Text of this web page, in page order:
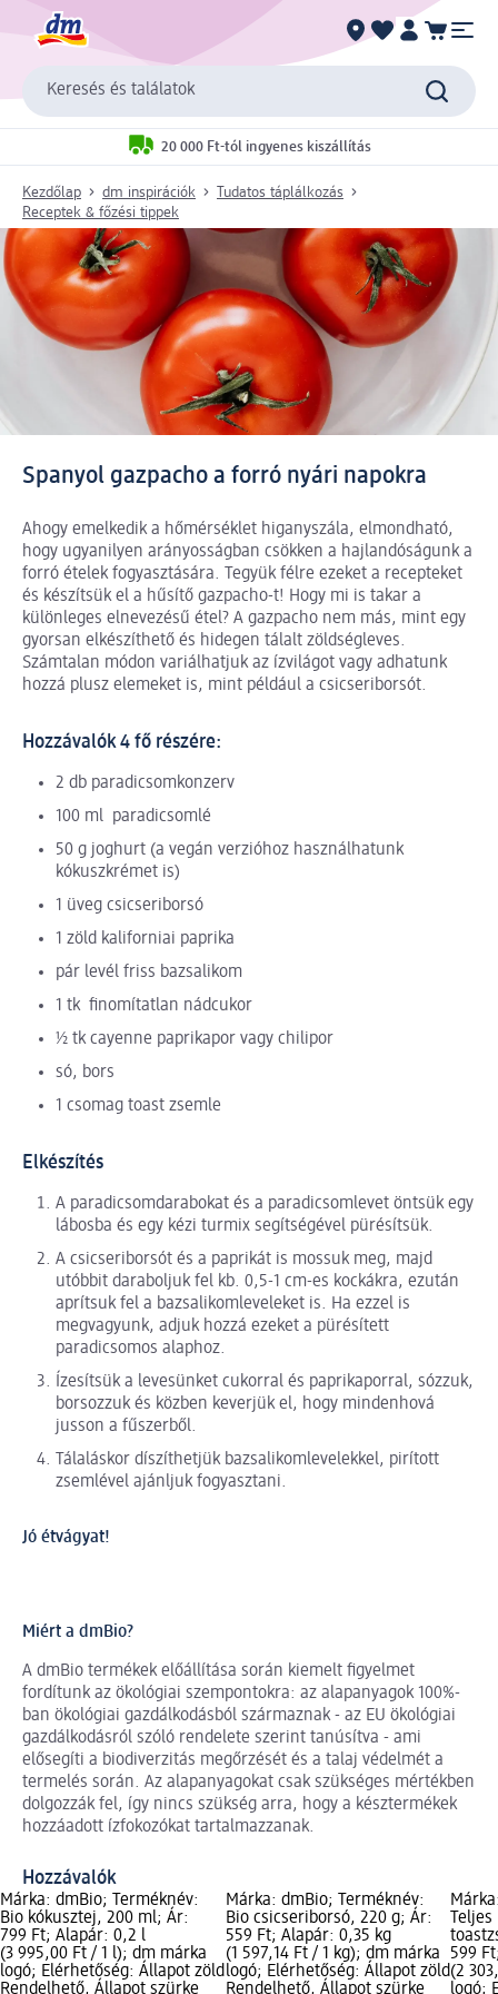
Keresés és találatok
20 000 Ft-tól ingyenes kiszállítás
Kezdőlap dm inspirációk
Tudatos táplálkozás
Receptek & főzési tippek
Spanyol gazpacho a forró nyári napokra
Ahogy emelkedik a hőmérséklet higanyszála, elmondható,
hogy ugyanilyen arányosságban csökken a hajlandóságunk a
forró ételek fogyasztására. Tegyük félre ezeket a recepteket
és készítsük el a hűsítő gazpacho-t! Hogy mi is takar a
különleges elnevezésű étel? A gazpacho nem más, mint egy
gyorsan elkészíthető és hidegen tálalt zöldségleves.
Számtalan módon variálhatjuk az ízvilágot vagy adhatunk
hozzá plusz elemeket is, mint például a csicseriborsót.
Hozzávalók 4 fő részére:
2 db paradicsomkonzerv
100 ml paradicsomlé
50 g joghurt (a vegán verzióhoz használhatunk
kókuszkrémet is)
1 üveg csicseriborsó
1 zöld kaliforniai paprika
pár levél friss bazsalikom
1 tk finomítatlan nádcukor
½ tk cayenne paprikapor vagy chilipor
só, bors
1 csomag toast zsemle
Elkészítés
A paradicsomdarabokat és a paradicsomlevet öntsük egy
lábosba és egy kézi turmix segítségével pürésítsük.
A csicseriborsót és a paprikát is mossuk meg, majd
utóbbit daraboljuk fel kb. 0,5-1 cm-es kockákra, ezután
aprítsuk fel a bazsalikomleveleket is. Ha ezzel is
megvagyunk, adjuk hozzá ezeket a pürésített
paradicsomos alaphoz.
Ízesítsük a levesünket cukorral és paprikaporral, sózzuk,
borsozzuk és közben keverjük el, hogy mindenhová
jusson a fűszerből.
Tálaláskor díszíthetjük bazsalikomlevelekkel, pirított
zsemlével ajánljuk fogyasztani.
Jó étvágyat!
Miért a dmBio?
A dmBio termékek előállítása során kiemelt figyelmet
fordítunk az ökológiai szempontokra: az alapanyagok 100%-
ban ökológiai gazdálkodásból származnak - az EU ökológiai
gazdálkodásról szóló rendelete szerint tanúsítva - ami
elősegíti a biodiverzitás megőrzését és a talaj védelmét a
termelés során. Az alapanyagokat csak szükséges mértékben
dolgozzák fel, így nincs szükség arra, hogy a késztermékek
hozzáadott ízfokozókat tartalmazzanak.
Hozzávalók
Márka: dmBio; Terméknév:
Bio kókusztej, 200 ml; Ár:
799 Ft; Alapár: 0,2 l
(3 995,00 Ft / 1 l); dm márka
logó; Elérhetőség: Állapot zöld
Rendelhető, Állapot szürke
Márka: dmBio; Terméknév:
Bio csicseriborsó, 220 g; Ár:
559 Ft; Alapár: 0,35 kg
(1 597,14 Ft / 1 kg); dm márka
logó; Elérhetőség: Állapot zöld
Rendelhető, Állapot szürke
599
(2
logó;